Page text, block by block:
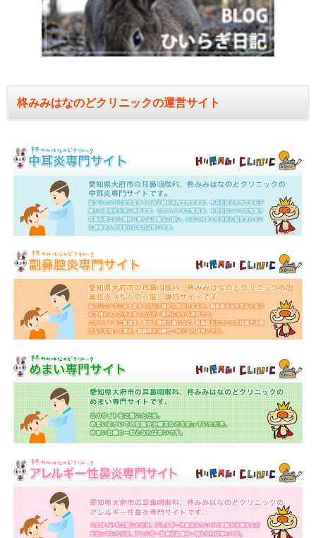
柊みみはなのどクリニックの運営サイト